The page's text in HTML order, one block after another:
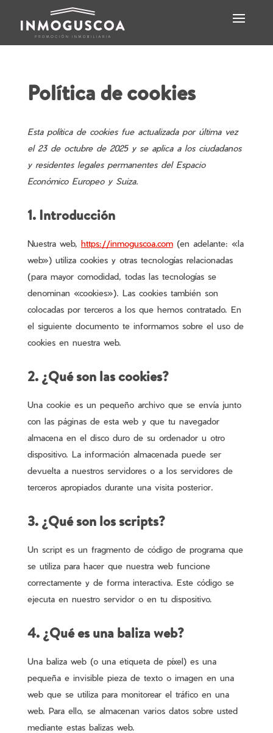
Política de cookies
Esta política de cookies fue actualizada por última vez
el 23 de octubre de 2025 y se aplica a los ciudadanos
y residentes legales permanentes del Espacio
Económico Europeo y Suiza.
1. Introducción
Nuestra web, https://inmoguscoa.com(en adelante: «la
web») utiliza cookies y otras tecnologías relacionadas
(para mayor comodidad, todas las tecnologías se
denominan «cookies»). Las cookies también son
colocadas por terceros a los que hemos contratado. En
el siguiente documento te informamos sobre el uso de
cookies en nuestra web.
2. ¿Qué son las cookies?
Una cookie es un pequeño archivo que se envía junto
con las páginas de esta web y que tu navegador
almacena en el disco duro de su ordenador u otro
dispositivo. La información almacenada puede ser
devuelta a nuestros servidores o a los servidores de
terceros apropiados durante una visita posterior.
3. ¿Qué son los scripts?
Un script es un fragmento de código de programa que
se utiliza para hacer que nuestra web funcione
correctamente y de forma interactiva. Este código se
ejecuta en nuestro servidor o en tu dispositivo.
4. ¿Qué es una baliza web?
Una baliza web (o una etiqueta de píxel) es una
pequeña e invisible pieza de texto o imagen en una
web que se utiliza para monitorear el tráfico en una
web. Para ello, se almacenan varios datos sobre usted
mediante estas balizas web.